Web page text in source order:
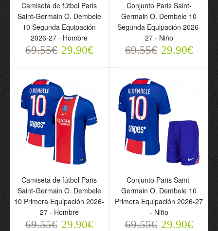
Saint-Germain O.
Dembele 10 Segunda
Equipación 2026-27 -
Hombre
69.55€ 29.90€
Germain O. Dembele 10
Segunda Equipación
2026-27 - Niño
69.55€ 29.90€
Camiseta de fútbol Paris
Saint-Germain O.
Dembele 10 Primera
Equipación 2026-27 -
Hombre
69.55€ 29.90€
Camiseta de fútbol Paris
Saint-Germain O. Dembele
10 Segunda Equipación
2026-27 - Hombre
69.55€ 29.90€
Conjunto Paris Saint-
Germain O. Dembele 10
Segunda Equipación 2026-
27 - Niño
69.55€ 29.90€
Camiseta de fútbol Paris
Saint-Germain O. Dembele
10 Primera Equipación 2026-
27 - Hombre
69.55€ 29.90€
Conjunto Paris Saint-
Germain O. Dembele 10
Primera Equipación 2026-27
- Niño
69.55€ 29.90€